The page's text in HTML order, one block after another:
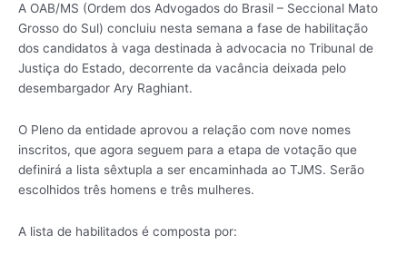
A OAB/MS (Ordem dos Advogados do Brasil – Seccional Mato
Grosso do Sul) concluiu nesta semana a fase de habilitação
dos candidatos à vaga destinada à advocacia no Tribunal de
Justiça do Estado, decorrente da vacância deixada pelo
desembargador Ary Raghiant.
O Pleno da entidade aprovou a relação com nove nomes
inscritos, que agora seguem para a etapa de votação que
definirá a lista sêxtupla a ser encaminhada ao TJMS. Serão
escolhidos três homens e três mulheres.
A lista de habilitados é composta por: